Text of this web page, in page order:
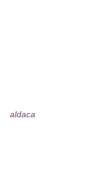
aldaca